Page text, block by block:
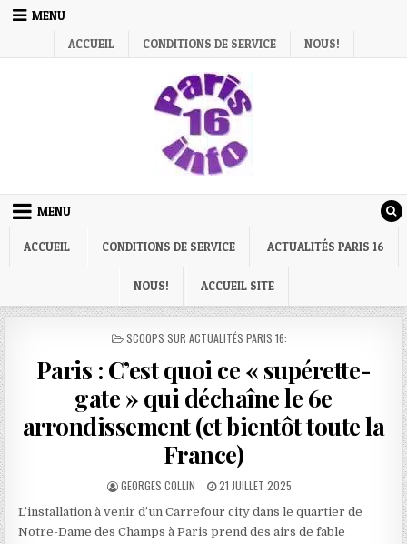
Skip
MENU
ACCUEIL
CONDITIONS DE SERVICE NOUS!
MENU
ACCUEIL CONDITIONS DE SERVICE ACTUALITÉS PARIS 16
NOUS! ACCUEIL SITE
POSTED
SCOOPS SUR ACTUALITÉS PARIS 16:
Paris : C’est quoi ce « supérette-
gate » qui déchaîne le 6e
arrondissement (et bientôt toute la
France)
AUTHOR:
GEORGES COLLIN
PUBLISHED
21 JUILLET 2025
L’installation à venir d’un Carrefour city dans le quartier de
Notre-Dame des Champs à Paris prend des airs de fable